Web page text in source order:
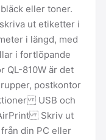
eller toner.
ut etiketter i
i längd, med
i fortlöpande
QL-810W är det
postkontor
USB och
Skriv ut
din PC eller